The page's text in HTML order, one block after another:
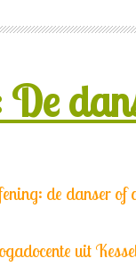
de danser of
uit